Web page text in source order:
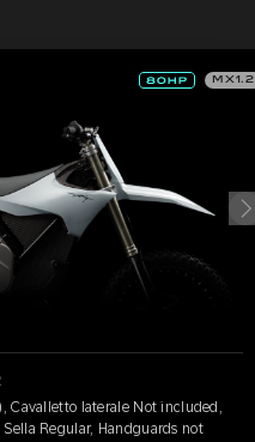
MX1.2
Cavalletto laterale Not included,
Regular, Handguards not